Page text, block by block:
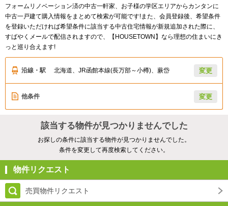
フォームリノベーション済の中古一軒家、お子様の学区エリアからカンタンに
中古一戸建て購入情報をまとめて検索が可能です!また、会員登録後、希望条件
を登録いただければ希望条件に該当する中古住宅情報が新規追加された際に、
すばやくメールで配信されますので、【HOUSETOWN】なら理想の住まいにき
っと巡り合えます!
沿線・駅 北海道、JR函館本線(長万部～小樽)、蕨岱 変更
他条件 変更
該当する物件が見つかりませんでした
お探しの条件に該当する物件が見つかりませんでした。
条件を変更して再度検索してください。
物件リクエスト
売買物件リクエスト